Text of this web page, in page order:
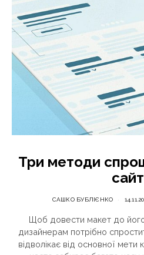
Три методи
САШКО БУБЛІЄНКО
Щоб довести макет до
дизайнерам потрібно
відволікає від основної